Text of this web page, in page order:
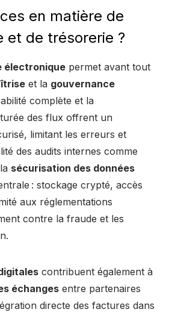
en matière de
et de trésorerie ?
électronique permet avant tout
et la gouvernance
complète et la
des flux offrent un
limitant les erreurs et
des audits internes comme
sécurisation des données
: stockage crypté, accès
aux réglementations
contre la fraude et les
contribuent également à
échanges entre partenaires
directe des factures dans